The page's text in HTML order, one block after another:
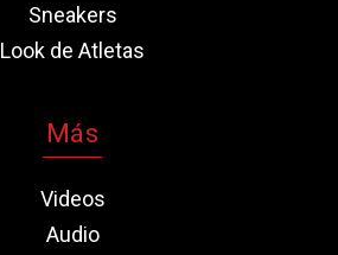
Sneakers
Look de Atletas
Más
Videos
Audio